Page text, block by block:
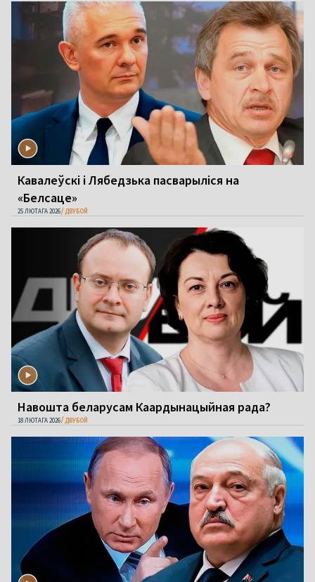
Кавалеўскі і Лябедзька пасварыліся на
«Белсаце»
25 ЛЮТАГА 2026 ДВУБОЙ
Навошта беларусам Каардынацыйная рада?
18 ЛЮТАГА 2026 ДВУБОЙ